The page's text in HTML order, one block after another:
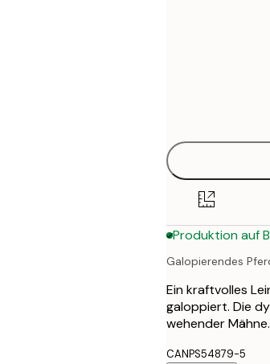
Produktion auf
Galopierendes
Ein kraftvolles
galoppiert. Die
wehender Mähne.
CANPS54879-5